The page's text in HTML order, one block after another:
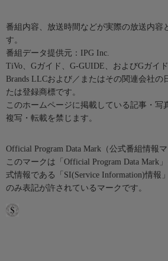
番組内容、放送時間などが実際の放送内容
す。
番組データ提供元：IPG Inc.
TiVo、Gガイド、G-GUIDE、およびGガイ
Brands LLCおよび／またはその関連会社の
たは登録商標です。
このホームページに掲載している記事・写
複写・転載を禁じます。
Official Program Data Mark（公式番組情報マ
このマークは「Official Program Data Mark
式情報である「SI(Service Information)情報
のみ表記が許されているマークです。